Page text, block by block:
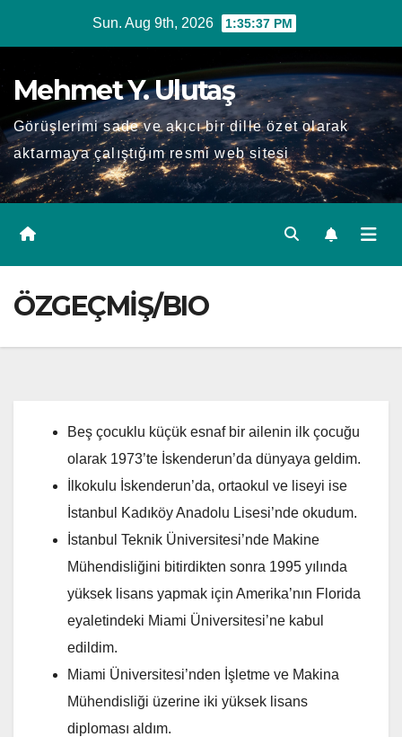
content
Sun. Aug 9th, 2026 1:35:38 PM
Mehmet Y. Ulutaş
Görüşlerimi sade ve akıcı bir dille özet olarak
aktarmaya çalıştığım resmi web sitesi
ÖZGEÇMİŞ/BIO
Beş çocuklu küçük esnaf bir ailenin ilk çocuğu
olarak 1973’te İskenderun’da dünyaya geldim.
İlkokulu İskenderun’da, ortaokul ve liseyi ise
İstanbul Kadıköy Anadolu Lisesi’nde okudum.
İstanbul Teknik Üniversitesi’nde Makine
Mühendisliğini bitirdikten sonra 1995 yılında
yüksek lisans yapmak için Amerika’nın Florida
eyaletindeki Miami Üniversitesi’ne kabul
edildim.
Miami Üniversitesi’nden İşletme ve Makina
Mühendisliği üzerine iki yüksek lisans
diploması aldım.